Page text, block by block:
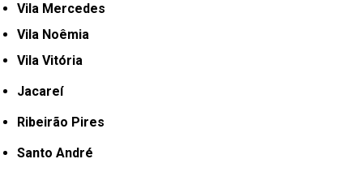
Vila Mercedes
Vila Noêmia
Vila Vitória
Jacareí
Ribeirão Pires
Santo André